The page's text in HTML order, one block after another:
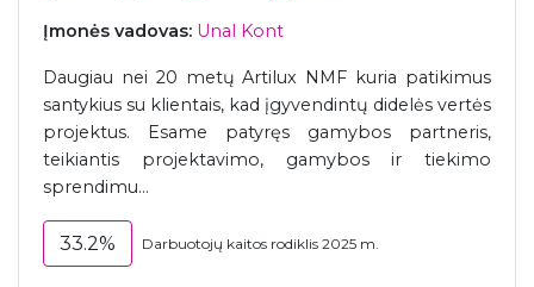
Įmonės vadovas: Unal Kont
Daugiau nei 20 metų Artilux NMF kuria patikimus
santykius su klientais, kad įgyvendintų didelės vertės
projektus. Esame patyręs gamybos partneris,
teikiantis projektavimo, gamybos ir tiekimo
sprendimu...
33.2% Darbuotojų kaitos rodiklis 2025 m.